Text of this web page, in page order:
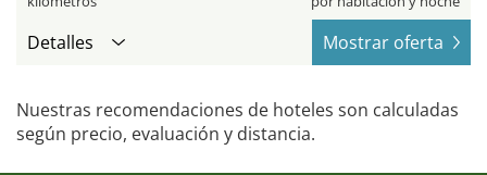
Detalles Mostrar oferta
Nuestras recomendaciones de hoteles son calculadas
según precio, evaluación y distancia.